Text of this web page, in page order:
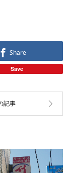
Share
Save